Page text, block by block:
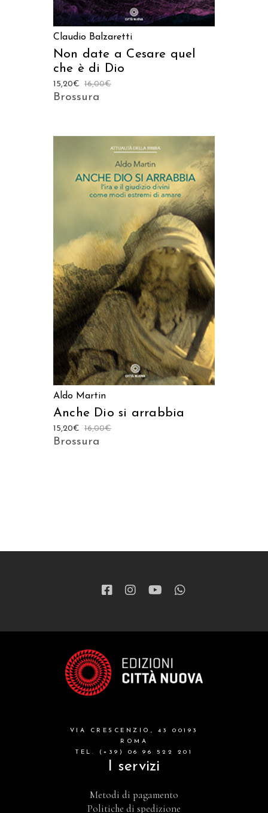
Claudio Balzaretti
Non date a Cesare quel
che è di Dio
16,00€
15,20€
Brossura
AGGIUNGI AL CARRELLO
Aldo Martin
Anche Dio si arrabbia
16,00€
15,20€
Brossura
VIA CRESCENZIO, 43 00193
ROMA
TEL. (+39) 06 96 522 201
I servizi
Metodi di pagamento
Politiche di spedizione